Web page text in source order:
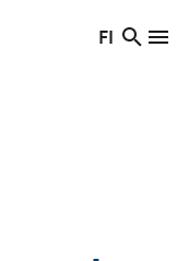
Vaihda
FI
Hae